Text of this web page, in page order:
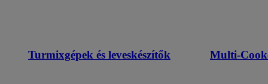
Turmixgépek és leveskészítők Multi-